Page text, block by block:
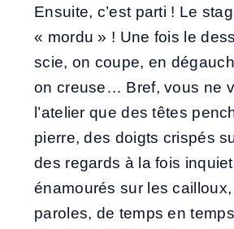
Ensuite, c’est parti ! Le
« mordu » ! Une fois le
scie, on coupe, en
on creuse… Bref, vous ne
l’atelier que des têtes
pierre, des doigts crispés
des regards à la fois
énamourés sur les
paroles, de temps en